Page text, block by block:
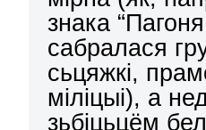
знака
сабралася
сьцяжкі,
міліцыі), а
зьбіцьцём